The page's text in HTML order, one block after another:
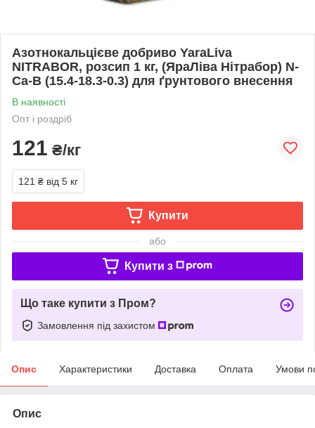
Азотнокальцієве добриво YaraLiva
NITRABOR, розсип 1 кг, (ЯраЛіва Нітрабор) N-
Ca-B (15.4-18.3-0.3) для ґрунтового внесення
В наявності
Опт і роздріб
121 ₴/кг
121 ₴ від 5 кг
Купити
або
Купити з
Що таке купити з Пром?
Замовлення під захистом
Опис Характеристики Доставка Оплата Умови
Опис